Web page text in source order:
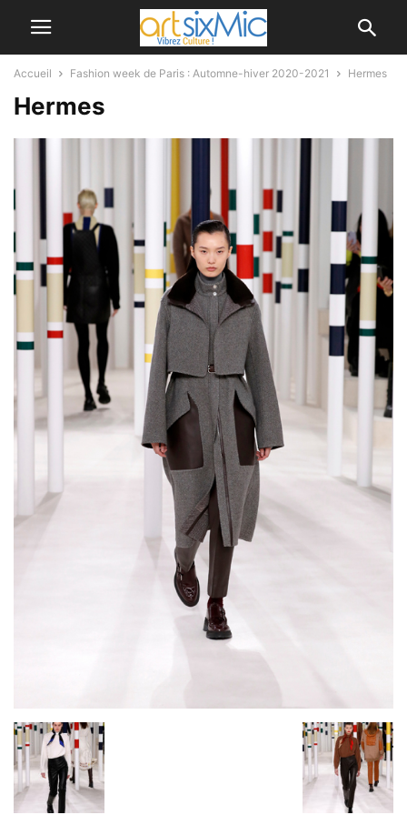
Accueil Fashion week de Paris : Automne-hiver 2020-2021 Hermes
Hermes